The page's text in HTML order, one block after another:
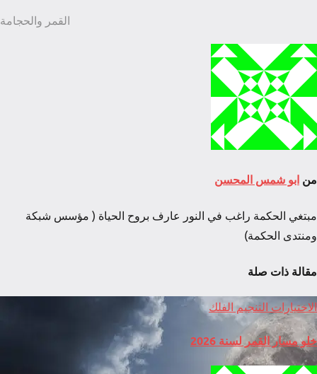
القمر والحجامة
من ابو شمس المحسن
مبتغي الحكمة راغب في النور عارف بروح الحياة ( مؤسس شبكة
ومنتدى الحكمة)
مقالة ذات صلة
الاختيارات التنجيم الفلك
خلو مسار القمر لسنة 2026